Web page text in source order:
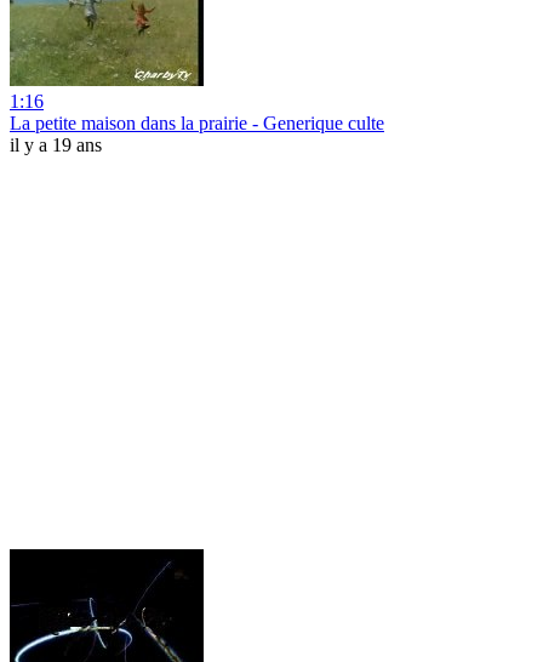
1:16
La petite maison dans la prairie - Generique culte
il y a 19 ans